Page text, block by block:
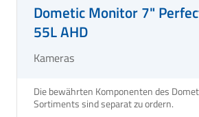
Dometic Monitor 7"
55L AHD
Kameras
Die bewährten Komponenten des